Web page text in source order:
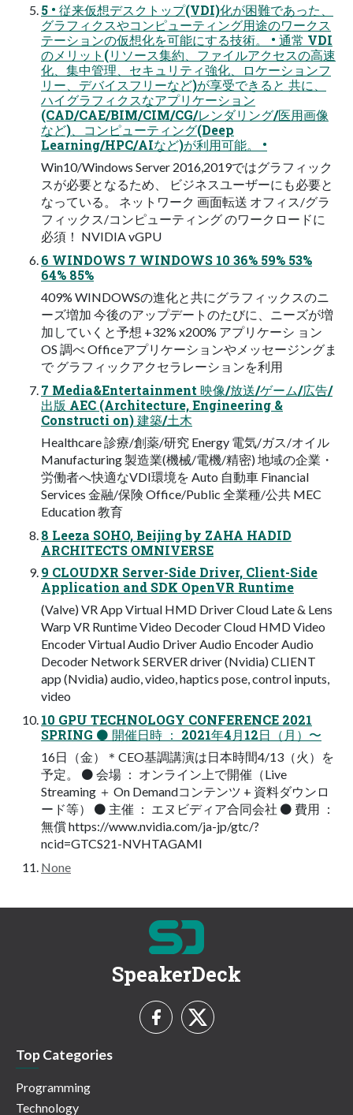
5 • 従来仮想デスクトップ(VDI)化が困難であった、
グラフィクスやコンピューティング用途のワークス
テーションの仮想化を可能にする技術。 • 通常 VDI
のメリット(リソース集約、ファイルアクセスの高速
化、集中管理、セキュリティ強化、ロケーションフ
リー、デバイスフリーなど)が享受できると 共に、
ハイグラフィクスなアプリケーション
(CAD/CAE/BIM/CIM/CG/レンダリング/医用画像
など)、コンピューティング(Deep
Learning/HPC/AIなど)が利用可能。 •
Win10/Windows Server 2016,2019ではグラフィック
スが必要となるため、 ビジネスユーザーにも必要と
なっている。 ネットワーク 画面転送 オフィス/グラ
フィックス/コンピューティング のワークロードに
必須！ NVIDIA vGPU
6 WINDOWS 7 WINDOWS 10 36% 59% 53%
64% 85%
409% WINDOWSの進化と共にグラフィックスのニ
ーズ増加 今後のアップデートのたびに、ニーズが増
加していくと予想 +32% x200% アプリケーシ ョン
OS 調べ Officeアプリケーションやメッセージングま
で グラフィックアクセラレーションを利用
7 Media&Entertainment 映像/放送/ゲーム/広告/
出版 AEC (Architecture, Engineering &
Constructi on) 建築/土木
Healthcare 診療/創薬/研究 Energy 電気/ガス/オイル
Manufacturing 製造業(機械/電機/精密) 地域の企業・
労働者へ快適なVDI環境を Auto 自動車 Financial
Services 金融/保険 Office/Public 全業種/公共 MEC
Education 教育
8 Leeza SOHO, Beijing by ZAHA HADID
ARCHITECTS OMNIVERSE
9 CLOUDXR Server-Side Driver, Client-Side
Application and SDK OpenVR Runtime
(Valve) VR App Virtual HMD Driver Cloud Late & Lens
Warp VR Runtime Video Decoder Cloud HMD Video
Encoder Virtual Audio Driver Audio Encoder Audio
Decoder Network SERVER driver (Nvidia) CLIENT
app (Nvidia) audio, video, haptics pose, control inputs,
video
10 GPU TECHNOLOGY CONFERENCE 2021
SPRING ⚫ 開催日時 ： 2021年4月12日（月）〜
16日（金）＊CEO基調講演は日本時間4/13（火）を
予定。 ⚫ 会場 ： オンライン上で開催（Live
Streaming ＋ On Demandコンテンツ + 資料ダウンロ
ード等） ⚫ 主催 ： エヌビディア合同会社 ⚫ 費用 ：
無償 https://www.nvidia.com/ja-jp/gtc/?
ncid=GTCS21-NVHTAGAMI
None
SpeakerDeck
Top Categories
Programming
Technology